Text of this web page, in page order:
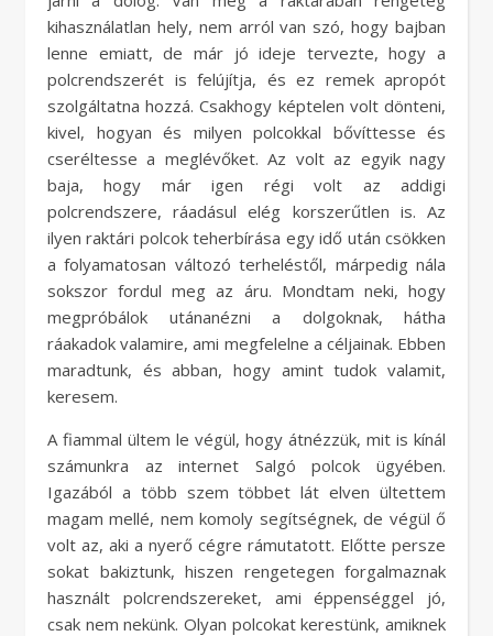
kihasználatlan hely, nem arról van szó, hogy bajban
lenne emiatt, de már jó ideje tervezte, hogy a
polcrendszerét is felújítja, és ez remek apropót
szolgáltatna hozzá. Csakhogy képtelen volt dönteni,
kivel, hogyan és milyen polcokkal bővíttesse és
cseréltesse a meglévőket. Az volt az egyik nagy
baja, hogy már igen régi volt az addigi
polcrendszere, ráadásul elég korszerűtlen is. Az
ilyen raktári polcok teherbírása egy idő után csökken
a folyamatosan változó terheléstől, márpedig nála
sokszor fordul meg az áru. Mondtam neki, hogy
megpróbálok utánanézni a dolgoknak, hátha
ráakadok valamire, ami megfelelne a céljainak. Ebben
maradtunk, és abban, hogy amint tudok valamit,
keresem.
A fiammal ültem le végül, hogy átnézzük, mit is kínál
számunkra az internet Salgó polcok ügyében.
Igazából a több szem többet lát elven ültettem
magam mellé, nem komoly segítségnek, de végül ő
volt az, aki a nyerő cégre rámutatott. Előtte persze
sokat bakiztunk, hiszen rengetegen forgalmaznak
használt polcrendszereket, ami éppenséggel jó,
csak nem nekünk. Olyan polcokat kerestünk, amiknek